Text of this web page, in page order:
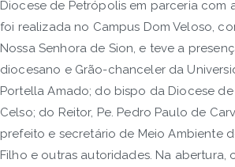
Diocese de Petrópolis em parceria com
foi realizada no Campus Dom Veloso,
Nossa Senhora de Sion, e teve a
diocesano e Grão-chanceler da
Portella Amado; do bispo da Diocese
Celso; do Reitor, Pe. Pedro Paulo de
prefeito e secretário de Meio Ambiente
Filho e outras autoridades. Na abertura,